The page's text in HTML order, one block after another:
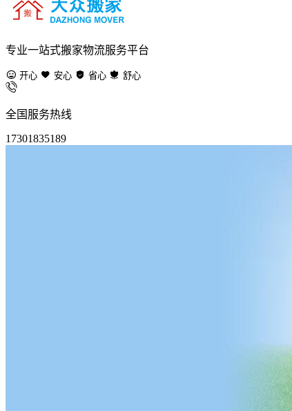
专业一站式搬家物流服务平台
开心 安心 省心 舒心
全国服务热线
17301835189